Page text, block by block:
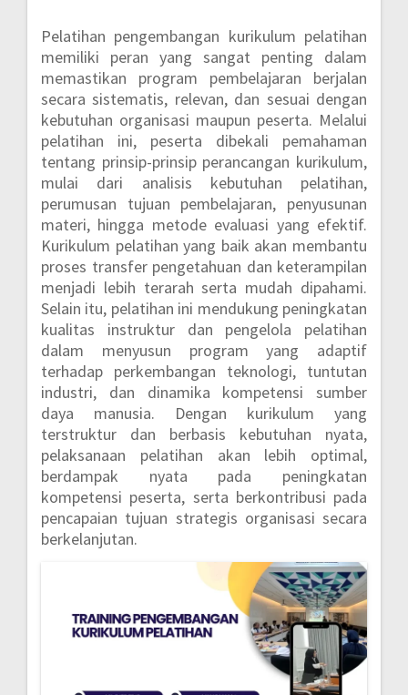
Pelatihan pengembangan kurikulum pelatihan
memiliki peran yang sangat penting dalam
memastikan program pembelajaran berjalan
secara sistematis, relevan, dan sesuai dengan
kebutuhan organisasi maupun peserta. Melalui
pelatihan ini, peserta dibekali pemahaman
tentang prinsip-prinsip perancangan kurikulum,
mulai dari analisis kebutuhan pelatihan,
perumusan tujuan pembelajaran, penyusunan
materi, hingga metode evaluasi yang efektif.
Kurikulum pelatihan yang baik akan membantu
proses transfer pengetahuan dan keterampilan
menjadi lebih terarah serta mudah dipahami.
Selain itu, pelatihan ini mendukung peningkatan
kualitas instruktur dan pengelola pelatihan
dalam menyusun program yang adaptif
terhadap perkembangan teknologi, tuntutan
industri, dan dinamika kompetensi sumber
daya manusia. Dengan kurikulum yang
terstruktur dan berbasis kebutuhan nyata,
pelaksanaan pelatihan akan lebih optimal,
berdampak nyata pada peningkatan
kompetensi peserta, serta berkontribusi pada
pencapaian tujuan strategis organisasi secara
berkelanjutan.